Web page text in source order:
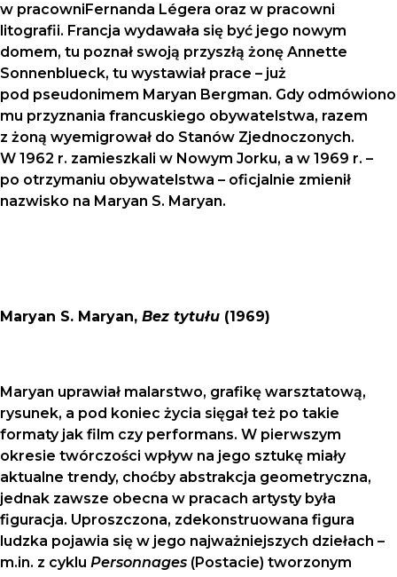
w pracowniFernanda Légera oraz w pracowni
litografii. Francja wydawała się być jego nowym
domem, tu poznał swoją przyszłą żonę Annette
Sonnenblueck, tu wystawiał prace – już
pod pseudonimem Maryan Bergman. Gdy odmówiono
mu przyznania francuskiego obywatelstwa, razem
z żoną wyemigrował do Stanów Zjednoczonych.
W 1962 r. zamieszkali w Nowym Jorku, a w 1969 r. –
po otrzymaniu obywatelstwa – oficjalnie zmienił
nazwisko na Maryan S. Maryan.
Maryan S. Maryan, Bez tytułu (1969)
Maryan uprawiał malarstwo, grafikę warsztatową,
rysunek, a pod koniec życia sięgał też po takie
formaty jak film czy performans. W pierwszym
okresie twórczości wpływ na jego sztukę miały
aktualne trendy, choćby abstrakcja geometryczna,
jednak zawsze obecna w pracach artysty była
figuracja. Uproszczona, zdekonstruowana figura
ludzka pojawia się w jego najważniejszych dziełach –
m.in. z cyklu Personnages (Postacie) tworzonym